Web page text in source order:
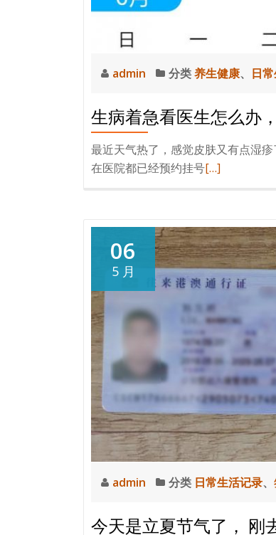
admin 分类养生健康、 日
生病着急看医生怎么办
最近天气热了，感觉皮肤又有点湿
在医院都已经预约挂号阅
生
病
着
看
怎
么
办，
样
尽
快
挂
[…]
06
5 月
admin 分类 日常生活记录、
今天是立夏节气了， 刚